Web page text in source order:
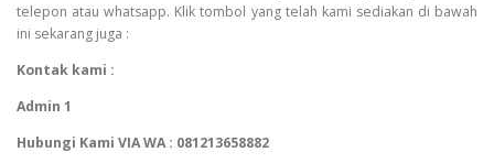
telepon atau whatsapp. Klik tombol yang telah kami sediakan di bawah
ini sekarang juga :
Kontak kami :
Admin 1
Hubungi Kami VIA WA : 081213658882